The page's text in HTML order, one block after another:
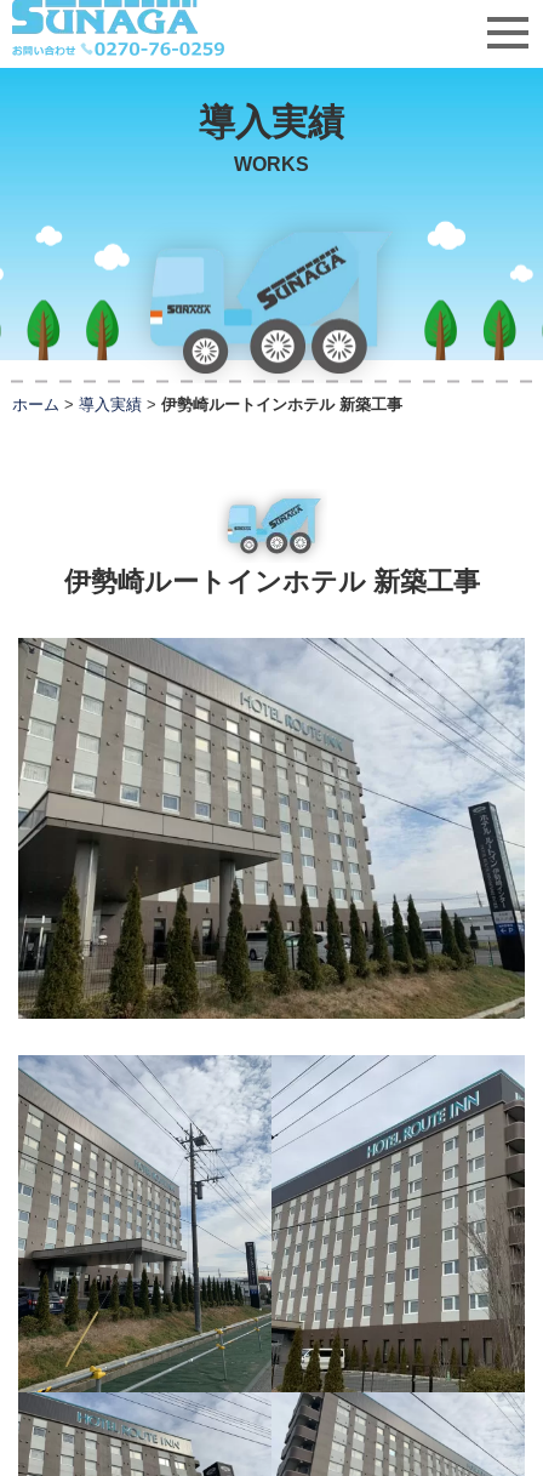
導入実績
WORKS
ホーム > 導入実績 > 伊勢崎ルートインホテル 新築工事
伊勢崎ルートインホテル 新築工事